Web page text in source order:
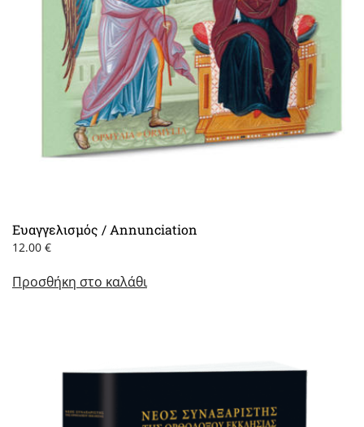
Ευαγγελισμός / Annunciation
12.00 €
Προσθήκη στο καλάθι